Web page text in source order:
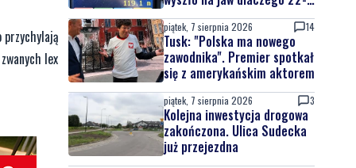
którzy
które
nad
które naprawdę działają
piątek, 7 sierpnia 2026
Łosie coraz częściej
pojawiają się na Półwyspie
Helskim. Burmistrz chce
nowych znaków drogowych
piątek, 7 sierpnia 2026 23
Policyjny pościg w powiecie
puckim. Po zatrzymaniu
wyszło na jaw dlaczego 22-